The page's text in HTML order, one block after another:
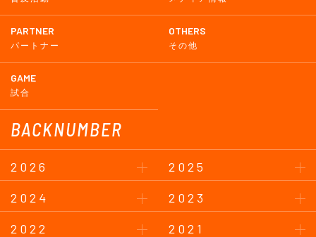
PARTNER
パートナー
OTHERS
その他
GAME
試合
BACKNUMBER
2026
2025
2024
2023
2022
2021